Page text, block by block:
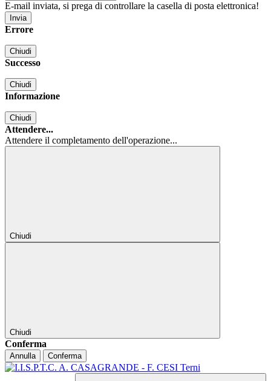
E-mail inviata, si prega di controllare la casella di posta elettronica!
Errore
Chiudi
Successo
Chiudi
Informazione
Chiudi
Attendere...
Attendere il completamento dell'operazione...
Chiudi
Chiudi
Conferma
Annulla Conferma